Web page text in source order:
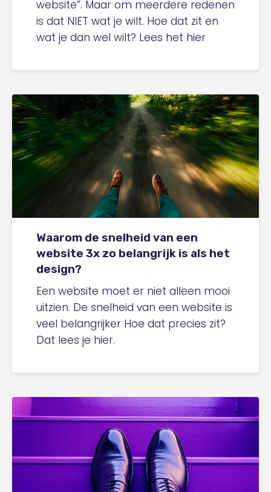
website”. Maar om meerdere redenen
is dat NIET wat je wilt. Hoe dat zit en
wat je dan wel wilt? Lees het hier
Waarom de snelheid van een
website 3x zo belangrijk is als het
design?
Een website moet er niet alleen mooi
uitzien. De snelheid van een website is
veel belangrijker Hoe dat precies zit?
Dat lees je hier.